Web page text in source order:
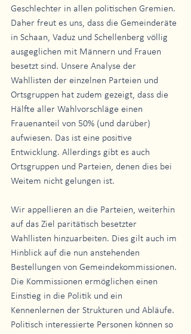
Geschlechter in allen politischen Gremien.
Daher freut es uns, dass die Gemeinderäte
in Schaan, Vaduz und Schellenberg völlig
ausgeglichen mit Männern und Frauen
besetzt sind. Unsere Analyse der
Wahllisten der einzelnen Parteien und
Ortsgruppen hat zudem gezeigt, dass die
Hälfte aller Wahlvorschläge einen
Frauenanteil von 50% (und darüber)
aufwiesen. Das ist eine positive
Entwicklung. Allerdings gibt es auch
Ortsgruppen und Parteien, denen dies bei
Weitem nicht gelungen ist.
Wir appellieren an die Parteien, weiterhin
auf das Ziel paritätisch besetzter
Wahllisten hinzuarbeiten. Dies gilt auch im
Hinblick auf die nun anstehenden
Bestellungen von Gemeindekommissionen.
Die Kommissionen ermöglichen einen
Einstieg in die Politik und ein
Kennenlernen der Strukturen und Abläufe.
Politisch interessierte Personen können so